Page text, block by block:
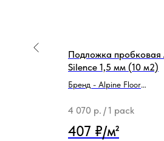
WPC,
Подложка пробковая
Silence 1,5 мм (10 м2)
Бренд - Alpine Floor
4 070 р. /1 pack
407 ₽/м²